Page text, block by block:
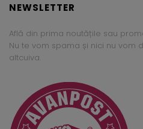
NEWSLETTER
Află din prima noutățile sau
Nu te vom spama și nici nu vom
altcuiva.